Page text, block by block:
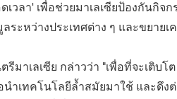
เวลา' เพื่อช่วยมาเลเซียป้องกันกิจ
ะหว่างประเทศต่าง ๆ และขยา
รีมาเลเซีย กล่าวว่า "เพื่อที่จะเติบโ
ำเทคโนโลยีล้ำสมัยมาใช้ และดึ